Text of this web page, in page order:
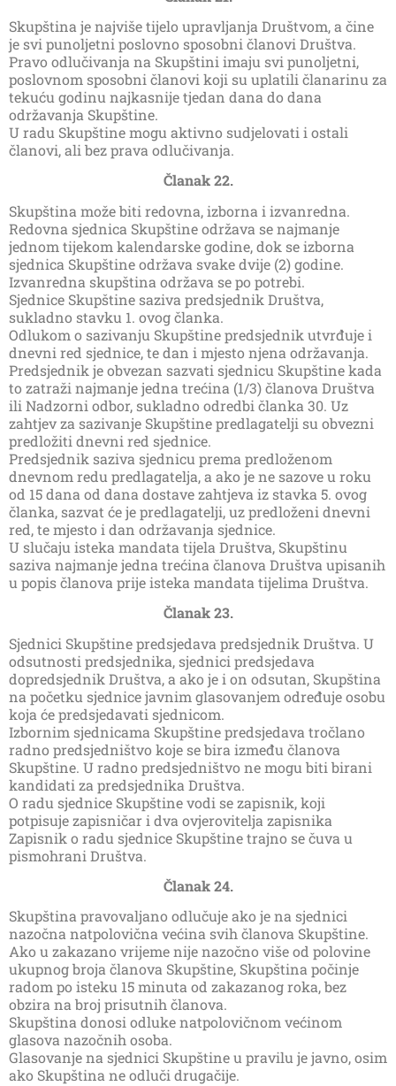
Skupština je najviše tijelo upravljanja Društvom, a čine
je svi punoljetni poslovno sposobni članovi Društva.
Pravo odlučivanja na Skupštini imaju svi punoljetni,
poslovnom sposobni članovi koji su uplatili članarinu za
tekuću godinu najkasnije tjedan dana do dana
održavanja Skupštine.
U radu Skupštine mogu aktivno sudjelovati i ostali
članovi, ali bez prava odlučivanja.
Članak 22.
Skupština može biti redovna, izborna i izvanredna.
Redovna sjednica Skupštine održava se najmanje
jednom tijekom kalendarske godine, dok se izborna
sjednica Skupštine održava svake dvije (2) godine.
Izvanredna skupština održava se po potrebi.
Sjednice Skupštine saziva predsjednik Društva,
sukladno stavku 1. ovog članka.
Odlukom o sazivanju Skupštine predsjednik utvrđuje i
dnevni red sjednice, te dan i mjesto njena održavanja.
Predsjednik je obvezan sazvati sjednicu Skupštine kada
to zatraži najmanje jedna trećina (1/3) članova Društva
ili Nadzorni odbor, sukladno odredbi članka 30. Uz
zahtjev za sazivanje Skupštine predlagatelji su obvezni
predložiti dnevni red sjednice.
Predsjednik saziva sjednicu prema predloženom
dnevnom redu predlagatelja, a ako je ne sazove u roku
od 15 dana od dana dostave zahtjeva iz stavka 5. ovog
članka, sazvat će je predlagatelji, uz predloženi dnevni
red, te mjesto i dan održavanja sjednice.
U slučaju isteka mandata tijela Društva, Skupštinu
saziva najmanje jedna trećina članova Društva upisanih
u popis članova prije isteka mandata tijelima Društva.
Članak 23.
Sjednici Skupštine predsjedava predsjednik Društva. U
odsutnosti predsjednika, sjednici predsjedava
dopredsjednik Društva, a ako je i on odsutan, Skupština
na početku sjednice javnim glasovanjem određuje osobu
koja će predsjedavati sjednicom.
Izbornim sjednicama Skupštine predsjedava tročlano
radno predsjedništvo koje se bira između članova
Skupštine. U radno predsjedništvo ne mogu biti birani
kandidati za predsjednika Društva.
O radu sjednice Skupštine vodi se zapisnik, koji
potpisuje zapisničar i dva ovjerovitelja zapisnika
Zapisnik o radu sjednice Skupštine trajno se čuva u
pismohrani Društva.
Članak 24.
Skupština pravovaljano odlučuje ako je na sjednici
nazočna natpolovična većina svih članova Skupštine.
Ako u zakazano vrijeme nije nazočno više od polovine
ukupnog broja članova Skupštine, Skupština počinje
radom po isteku 15 minuta od zakazanog roka, bez
obzira na broj prisutnih članova.
Skupština donosi odluke natpolovičnom većinom
glasova nazočnih osoba.
Glasovanje na sjednici Skupštine u pravilu je javno, osim
ako Skupština ne odluči drugačije.